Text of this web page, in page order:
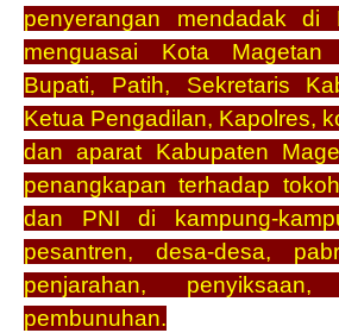
penyerangan mendadak di
menguasai Kota
Bupati, Patih, Sekretaris
Ketua Pengadilan, Kapolres,
dan aparat Kabupaten
penangkapan terhadap
dan PNI di kampung-
pesantren, desa-desa,
penjarahan,
pembunuhan.